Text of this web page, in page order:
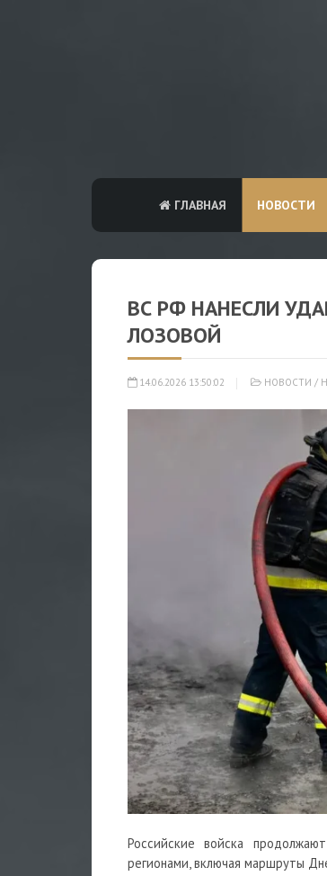
ГЛАВНАЯ НОВОСТИ
ВС РФ НАНЕСЛИ
ЛОЗОВОЙ
14.06.2026 13:50:02 НОВОСТИ /
Российские войска
регионами, включая маршруты